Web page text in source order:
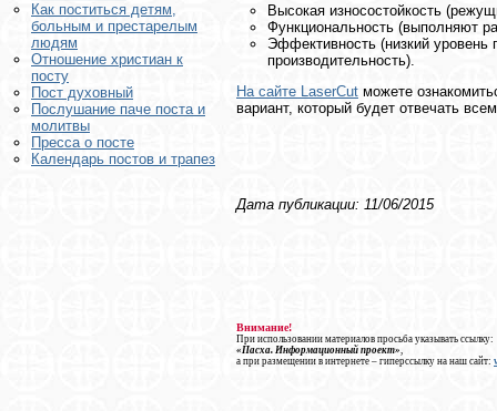
Как поститься детям,
больным и престарелым
людям
Отношение христиан к
посту
Пост духовный
Послушание паче поста и
молитвы
Пресса о посте
Календарь постов и трапез
Высокая износостойкость
Функциональность (выполняют
Эффективность (низкий уровень
производительность).
На сайте LaserCut можете
вариант, который будет отвечать
Дата публикации: 11/06/2015
Внимание!
При использовании материалов просьба указывать ссылку:
«Пасха. Информационный проект»
а при размещении в интернете – гиперссылку на наш сайт: